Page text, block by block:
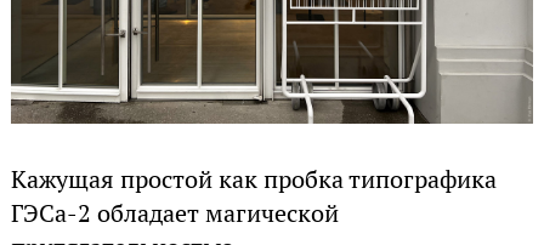
Кажущая простой как пробка типографика
ГЭСа-2 обладает магической